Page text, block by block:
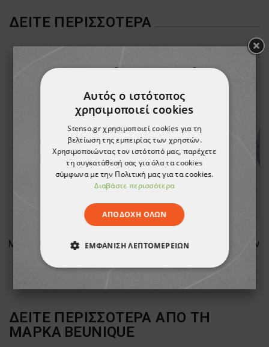
ΔΕΊΤΕ ΠΕΡΙΣΣΌΤΕΡΑ
12,77 €
ΔΕΙΤΕ ΠΕΡΙΣΣΟΤΕΡΑ ΑΠΟ ΤΗ
ΜΑΡΚΑ BEUNIQUE
Αυτός ο ιστότοπος
χρησιμοποιεί cookies
Stenso.gr χρησιμοποιεί cookies για τη
βελτίωση της εμπειρίας των χρηστών.
Χρησιμοποιώντας τον ιστότοπό μας, παρέχετε
τη συγκατάθεσή σας για όλα τα cookies
σύμφωνα με την Πολιτική μας για τα cookies.
Διαβάστε περισσότερα
ΑΠΟΔΟΧΉ ΌΛΩΝ
ΕΜΦΆΝΙΣΗ ΛΕΠΤΟΜΕΡΕΙΏΝ
ΑΠΟΛΎΤΩΣ ΑΠΑΡΑΊΤΗΤΑ
ΛΕΙΤΟΥΡΓΙΚΌΤΗΤΑΣ